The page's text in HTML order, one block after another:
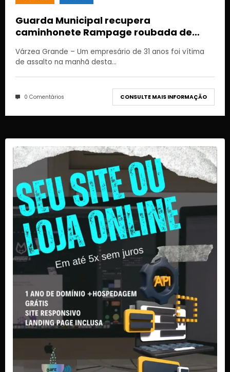
Guarda Municipal recupera
caminhonete Rampage roubada de
Várzea Grande – Um empresário de 31 anos foi vítima
de assalto na manhã desta…
0 Comentários CONSULTE MAIS INFORMAÇÃO